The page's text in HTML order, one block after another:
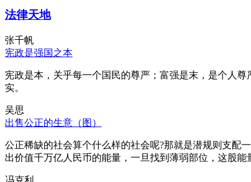
法律天地
张千帆
宪政是强国之本
宪政是本，关乎每一个国民的尊严；富强是末，是个人
实。
吴思
出售公正的生意（图）
公正稀缺的社会算个什么样的社会呢?那就是潜规则支配
出价值千万亿人民币的能量，一旦找到薄弱部位，这股能
冯克利